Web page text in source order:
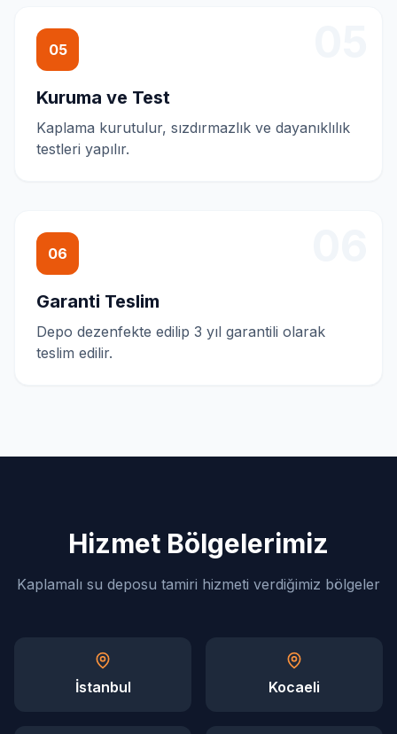
05
Kuruma ve Test
Kaplama kurutulur, sızdırmazlık ve dayanıklılık
testleri yapılır.
06
Garanti Teslim
Depo dezenfekte edilip 3 yıl garantili olarak
teslim edilir.
Hizmet Bölgelerimiz
Kaplamalı su deposu tamiri hizmeti verdiğimiz bölgeler
İstanbul Kocaeli